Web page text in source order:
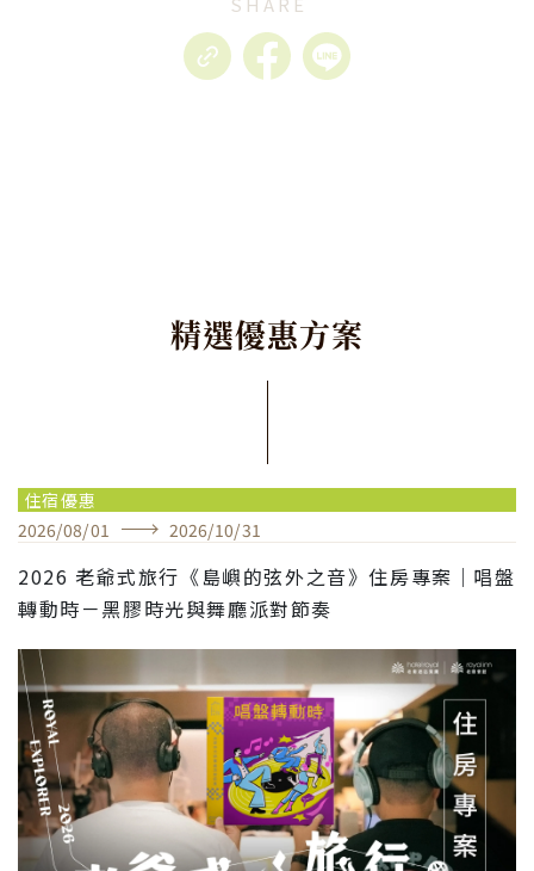
精選優惠方案
住宿優惠
2026/08/01 2026/10/31
2026 老爺式旅行《島嶼的弦外之音》住房專案｜唱盤
轉動時－黑膠時光與舞廳派對節奏